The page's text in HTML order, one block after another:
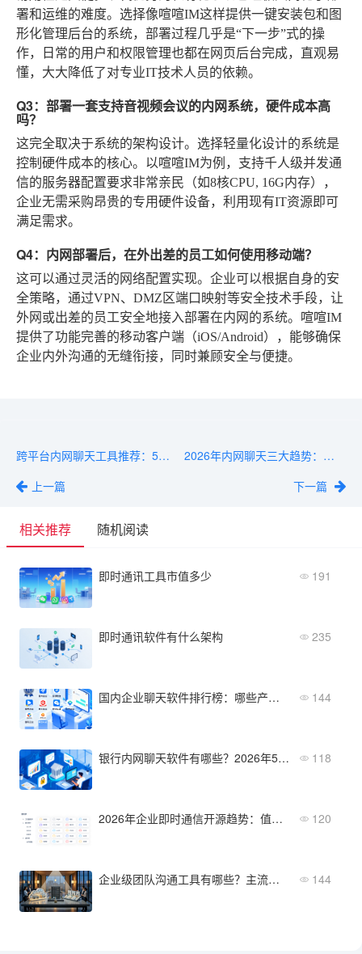
署和运维的难度。选择像喧喧IM这样提供一键安装包和图
形化管理后台的系统，部署过程几乎是“下一步”式的操
作，日常的用户和权限管理也都在网页后台完成，直观易
懂，大大降低了对专业IT技术人员的依赖。
Q3：部署一套支持音视频会议的内网系统，硬件成本高
吗？
这完全取决于系统的架构设计。选择轻量化设计的系统是
控制硬件成本的核心。以喧喧IM为例，支持千人级并发通
信的服务器配置要求非常亲民（如8核CPU, 16G内存），
企业无需采购昂贵的专用硬件设备，利用现有IT资源即可
满足需求。
Q4：内网部署后，在外出差的员工如何使用移动端？
这可以通过灵活的网络配置实现。企业可以根据自身的安
全策略，通过VPN、DMZ区端口映射等安全技术手段，让
外网或出差的员工安全地接入部署在内网的系统。喧喧IM
提供了功能完善的移动客户端（iOS/Android），能够确保
企业内外沟通的无缝衔接，同时兼顾安全与便捷。
跨平台内网聊天工具推荐：5款企业级内网通讯软件盘点
上一篇
2026年内网聊天三大趋势：零信任集成、AI辅助与混合部署
下一篇
相关推荐 随机阅读
即时通讯工具市值多少 191
即时通讯软件有什么架构 235
国内企业聊天软件排行榜：哪些产品通过信创认证？ 144
银行内网聊天软件有哪些？2026年5款热门工具功能对比 118
2026年企业即时通信开源趋势：值得关注的5个方向 120
企业级团队沟通工具有哪些？主流产品功能与适用场景盘点 144